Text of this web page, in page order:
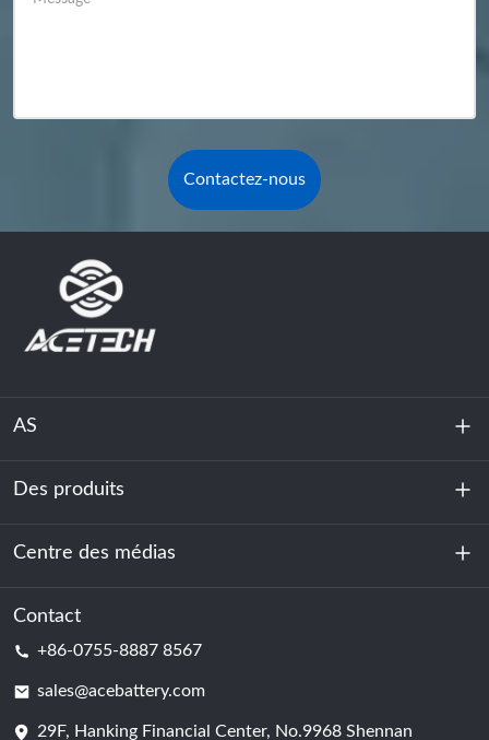
Contactez-nous
AS
À propos de nous
Durabilité
Des produits
Stockage d'énergie
Centre de données et salle des serveurs
Cellule de batterie
Centre des médias
Nouvelles
Contact
+86-0755-8887 8567
sales@acebattery.com
29F, Hanking Financial Center, No.9968 Shennan